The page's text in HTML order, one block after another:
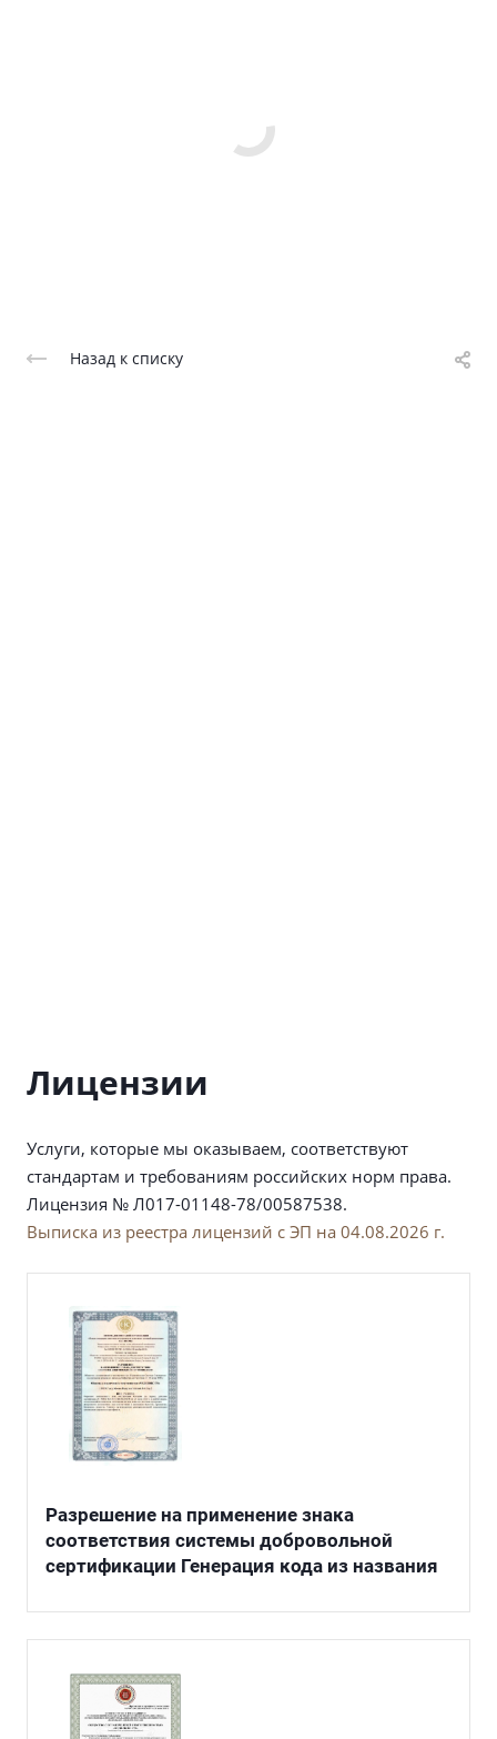
Назад к списку
Лицензии
Услуги, которые мы оказываем, соответствуют
стандартам и требованиям российских норм права.
Лицензия № Л017-01148-78/00587538.
Выписка из реестра лицензий с ЭП на 04.08.2026 г.
Разрешение на применение знака
соответствия системы добровольной
сертификации Генерация кода из названия